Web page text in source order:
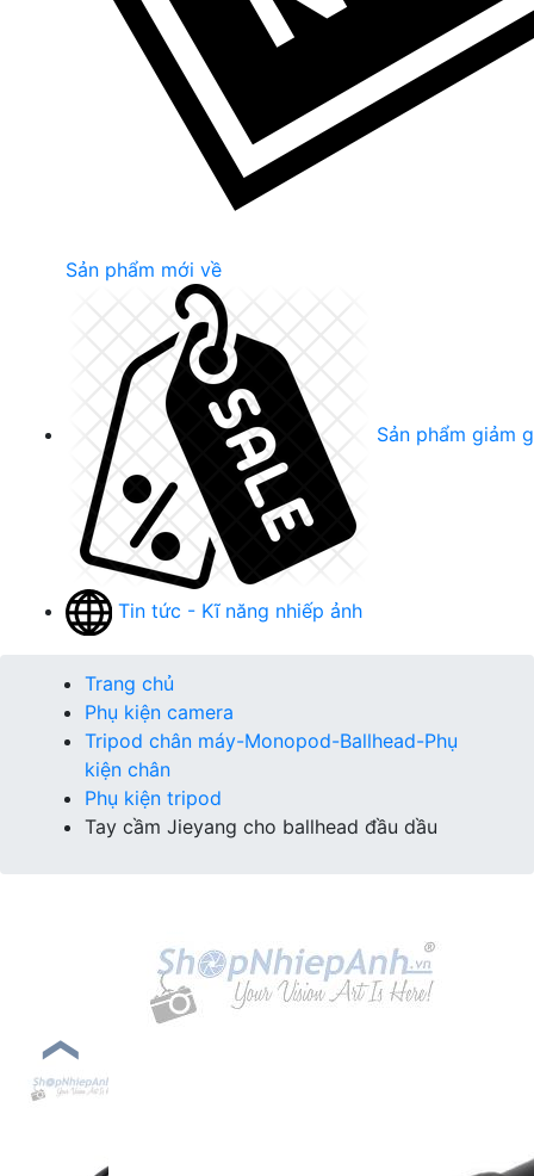
Sản phẩm mới về
Sản phẩm giảm
Tin tức - Kĩ năng nhiếp ảnh
Trang chủ
Phụ kiện camera
Tripod chân máy-Monopod-Ballhead-Phụ
kiện chân
Phụ kiện tripod
Tay cầm Jieyang cho ballhead đầu dầu
❮